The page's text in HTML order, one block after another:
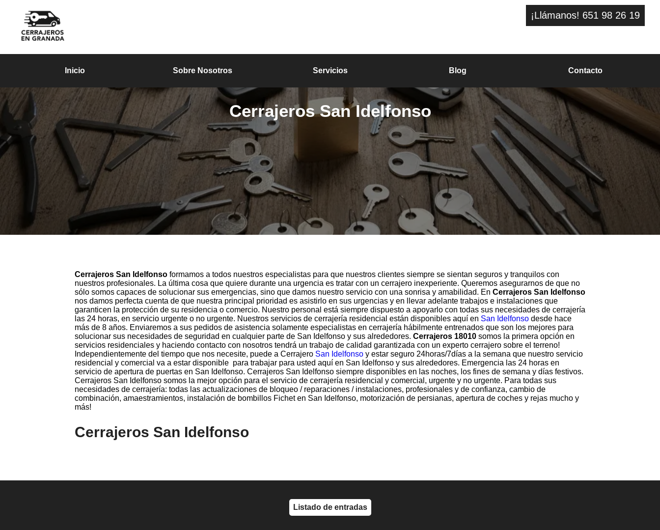
¡Llámanos! 651 98 26 19
Inicio Sobre Nosotros Servicios Blog Contacto
Cerrajeros San Idelfonso
Cerrajeros San Idelfonso formamos a todos nuestros especialistas para que nuestros clientes siempre se sientan seguros y tranquilos con
nuestros profesionales. La última cosa que quiere durante una urgencia es tratar con un cerrajero inexperiente. Queremos asegurarnos de que no
sólo somos capaces de solucionar sus emergencias, sino que damos nuestro servicio con una sonrisa y amabilidad. En Cerrajeros San Idelfonso
nos damos perfecta cuenta de que nuestra principal prioridad es asistirlo en sus urgencias y en llevar adelante trabajos e instalaciones que
garanticen la protección de su residencia o comercio. Nuestro personal está siempre dispuesto a apoyarlo con todas sus necesidades de cerrajería
las 24 horas, en servicio urgente o no urgente. Nuestros servicios de cerrajería residencial están disponibles aquí en San Idelfonso desde hace
más de 8 años. Enviaremos a sus pedidos de asistencia solamente especialistas en cerrajería hábilmente entrenados que son los mejores para
solucionar sus necesidades de seguridad en cualquier parte de San Idelfonso y sus alrededores. Cerrajeros 18010 somos la primera opción en
servicios residenciales y haciendo contacto con nosotros tendrá un trabajo de calidad garantizada con un experto cerrajero sobre el terreno!
Independientemente del tiempo que nos necesite, puede a Cerrajero San Idelfonso y estar seguro 24horas/7días a la semana que nuestro servicio
residencial y comercial va a estar disponible para trabajar para usted aquí en San Idelfonso y sus alrededores. Emergencia las 24 horas en
servicio de apertura de puertas en San Idelfonso. Cerrajeros San Idelfonso siempre disponibles en las noches, los fines de semana y días festivos.
Cerrajeros San Idelfonso somos la mejor opción para el servicio de cerrajería residencial y comercial, urgente y no urgente. Para todas sus
necesidades de cerrajería: todas las actualizaciones de bloqueo / reparaciones / instalaciones, profesionales y de confianza, cambio de
combinación, amaestramientos, instalación de bombillos Fichet en San Idelfonso, motorización de persianas, apertura de coches y rejas mucho y
más!
Cerrajeros San Idelfonso
Listado de entradas